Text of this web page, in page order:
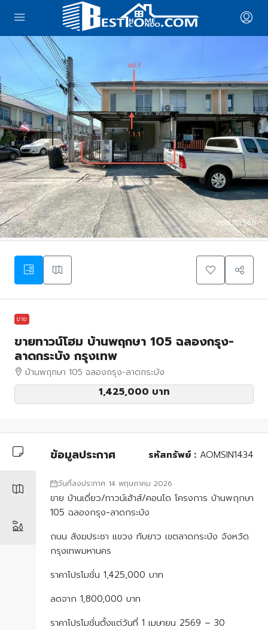
ขาย
ขายทาวน์โฮม บ้านพฤกษา 105 ฉลองกรุง-
ลาดกระบัง กรุงเทพ
บ้านพฤกษา 105 ฉลองกรุง-ลาดกระบัง
1,425,000 บาท
ข้อมูลประกาศ รหัสทรัพย์ : AOMSIN1434
วันที่ลงประกาศ 14 พฤษภาคม 2026
ขาย บ้านเดี่ยว/ทาวน์เฮ้าส์/คอนโด โครงการ บ้านพฤกษา
105 ฉลองกรุง-ลาดกระบัง
ถนน สังฆประชา แขวง ทับยาว เขตลาดกระบัง จังหวัด
กรุงเทพมหานคร
ราคาโปรโมชั่น 1,425,000 บาท
ลดจาก 1,800,000 บาท
ราคาโปรโมชั่นตั้งแต่วันที่ 1 เมษายน 2569 – 30